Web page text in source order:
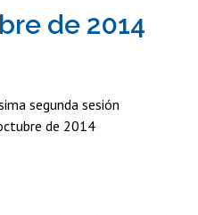
Estudios Avanzados en Educación
de 2014
segunda sesión
de 2014